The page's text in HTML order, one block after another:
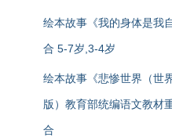
绘本故事《我的身体是我
合 5-7岁,3-4岁
绘本故事《悲惨世界（世
版）教育部统编语文教材
合